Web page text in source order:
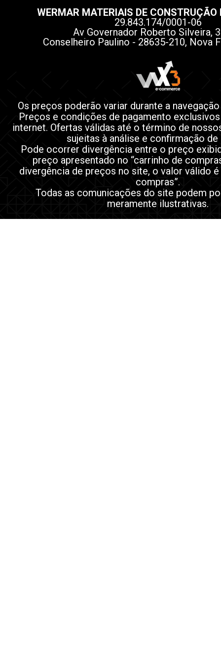
WERMAR MATERIAIS DE CONSTRUÇÃO
29.843.174/0001-06
Av Governador Roberto Silveira,
Conselheiro Paulino - 28635-210, Nova
Os preços poderão variar durante a
Preços e condições de pagamento
internet. Ofertas válidas até o término de
sujeitas à análise e confirmação de
Pode ocorrer divergência entre o preço
preço apresentado no “carrinho de
divergência de preços no site, o valor válido é
compras”.
Todas as comunicações do site podem
meramente ilustrativas.